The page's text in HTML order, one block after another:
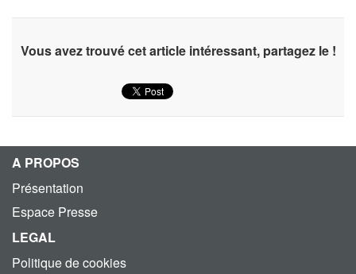
Vous avez trouvé cet article intéressant, partagez le !
A PROPOS
Présentation
Espace Presse
LEGAL
Politique de cookies